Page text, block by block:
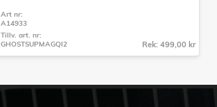
Art nr:
A14933
Tillv. art. nr:
GHOSTSUPMAGQI2
Rek: 499,00 kr